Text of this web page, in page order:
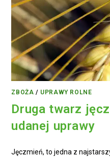
ZBOŻA / UPRAWY ROLNE
Druga twarz
udanej uprawy
Jęczmień, to jedna z